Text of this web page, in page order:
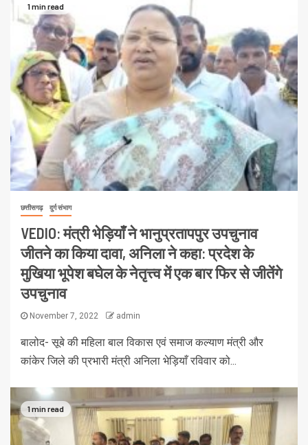
1 min read
छत्तीसगढ़ दुर्ग संभाग
VEDIO: मंत्री भेड़ियाँ ने भानुप्रतापपुर उपचुनाव
जीतने का किया दावा, अनिला ने कहा: प्रदेश के
मुखिया भूपेश बघेल के नेतृत्त्व में एक बार फिर से जीतेंगे
उपचुनाव
November 7, 2022 admin
बालोद- सूबे की महिला बाल विकास एवं समाज कल्याण मंत्री और
कांकेर जिले की प्रभारी मंत्री अनिला भेड़ियाँ रविवार को...
1 min read